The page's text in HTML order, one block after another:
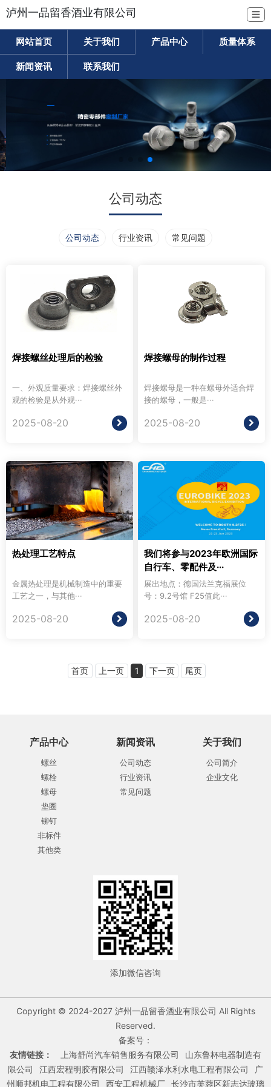
泸州一品留香酒业有限公司 ☰
网站首页 关于我们 产品中心 质量体系
新闻资讯 联系我们
公司动态
公司动态 行业资讯 常见问题
焊接螺丝处理后的检验
一、外观质量要求：焊接螺丝外
观的检验是从外观···
2025-08-20
焊接螺母的制作过程
焊接螺母是一种在螺母外适合焊
接的螺母，一般是···
2025-08-20
热处理工艺特点
金属热处理是机械制造中的重要
工艺之一，与其他···
2025-08-20
我们将参与2023年欧洲国际
自行车、零配件及···
展出地点：德国法兰克福展位
号：9.2号馆 F25值此···
2025-08-20
首页 上一页 1 下一页 尾页
产品中心
螺丝
螺栓
螺母
垫圈
铆钉
非标件
其他类
新闻资讯
公司动态
行业资讯
常见问题
关于我们
公司简介
企业文化
添加微信咨询
Copyright © 2024-2027 泸州一品留香酒业有限公司 All Rights
Reserved.
备案号：
友情链接：
上海舒尚汽车销售服务有限公司
山东鲁杯电器制造有
限公司
江西宏程明胶有限公司 江西赣泽水利水电工程有限公司
广
州顺邦机电工程有限公司
西安工程机械厂 长沙市芙蓉区新志达玻璃